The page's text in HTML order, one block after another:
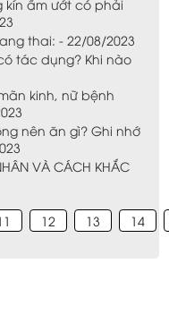
kín ẩm ướt có phải
thai: - 22/08/2023
tác dụng? Khi nào
kinh, nữ bệnh
nên ăn gì? Ghi nhớ
VÀ CÁCH KHẮC
12 13 14